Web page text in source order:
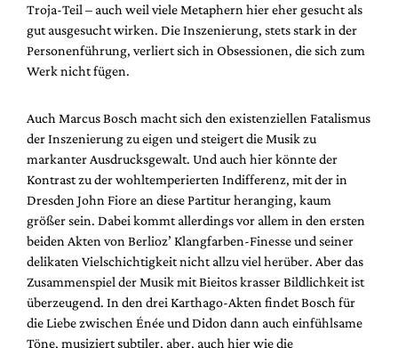
Troja-Teil – auch weil viele Metaphern hier eher gesucht als
gut ausgesucht wirken. Die Inszenierung, stets stark in der
Personenführung, verliert sich in Obsessionen, die sich zum
Werk nicht fügen.
Auch Marcus Bosch macht sich den existenziellen Fatalismus
der Inszenierung zu eigen und steigert die Musik zu
markanter Ausdrucksgewalt. Und auch hier könnte der
Kontrast zu der wohltemperierten Indifferenz, mit der in
Dresden John Fiore an diese Partitur heranging, kaum
größer sein. Dabei kommt allerdings vor allem in den ersten
beiden Akten von Berlioz’ Klangfarben-Finesse und seiner
delikaten Vielschichtigkeit nicht allzu viel herüber. Aber das
Zusammenspiel der Musik mit Bieitos krasser Bildlichkeit ist
überzeugend. In den drei Karthago-Akten findet Bosch für
die Liebe zwischen Énée und Didon dann auch einfühlsame
Töne, musiziert subtiler, aber, auch hier wie die